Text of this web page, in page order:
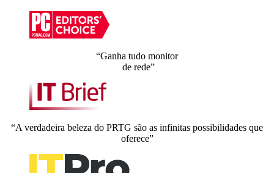
“Ganha tudo monitor
de rede”
“A verdadeira beleza do PRTG são as infinitas possibilidades que
oferece”